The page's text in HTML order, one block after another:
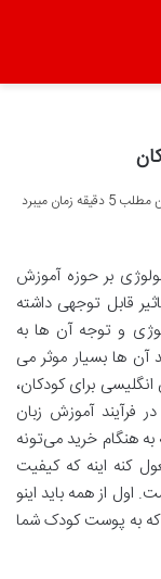
زمان میبرد
بر حوزه آموزش
قابل توجهی داشته
و توجه آن ها به
آن ها بسیار موثر می
برای کودکان،
فرآیند آموزش زبان
هنگام خرید می‌تونه
کنه اینه که کیفیت
از همه باید اینو
که به پوست کودک شما